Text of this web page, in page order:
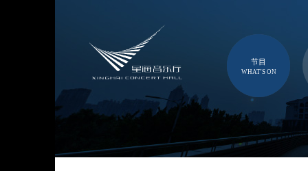
节目
WHAT'S ON